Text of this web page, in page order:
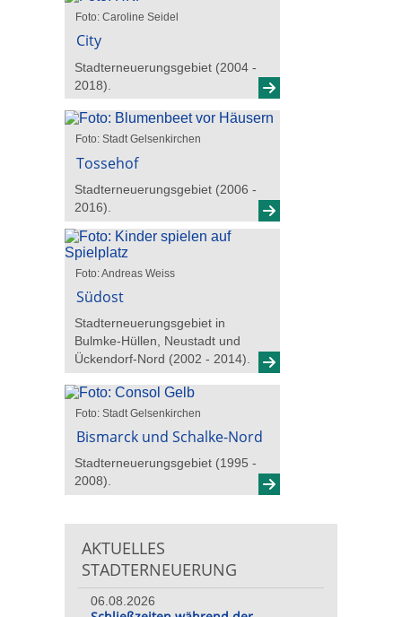
Foto: Caroline Seidel
City
Stadterneuerungsgebiet (2004 -
2018).
Foto: Stadt Gelsenkirchen
Tossehof
Stadterneuerungsgebiet (2006 -
2016).
Foto: Andreas Weiss
Südost
Stadterneuerungsgebiet in
Bulmke-Hüllen, Neustadt und
Ückendorf-Nord (2002 - 2014).
Foto: Stadt Gelsenkirchen
Bismarck und Schalke-Nord
Stadterneuerungsgebiet (1995 -
2008).
AKTUELLES
STADTERNEUERUNG
06.08.2026